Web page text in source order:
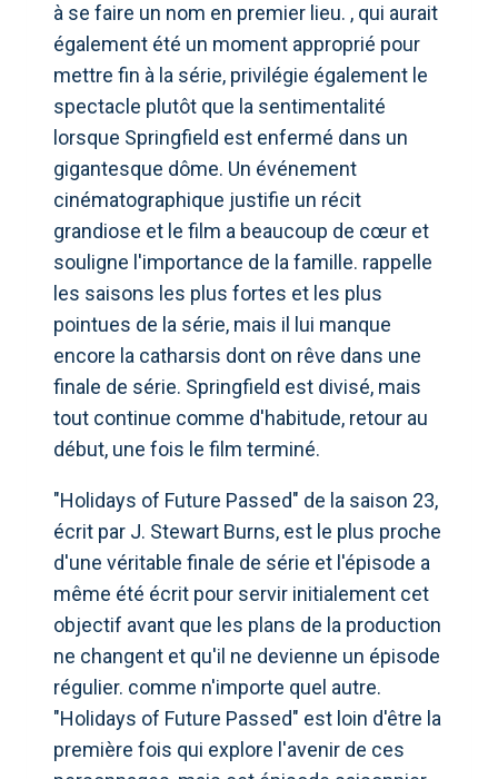
à se faire un nom en premier lieu. , qui aurait
également été un moment approprié pour
mettre fin à la série, privilégie également le
spectacle plutôt que la sentimentalité
lorsque Springfield est enfermé dans un
gigantesque dôme. Un événement
cinématographique justifie un récit
grandiose et le film a beaucoup de cœur et
souligne l'importance de la famille. rappelle
les saisons les plus fortes et les plus
pointues de la série, mais il lui manque
encore la catharsis dont on rêve dans une
finale de série. Springfield est divisé, mais
tout continue comme d'habitude, retour au
début, une fois le film terminé.
"Holidays of Future Passed" de la saison 23,
écrit par J. Stewart Burns, est le plus proche
d'une véritable finale de série et l'épisode a
même été écrit pour servir initialement cet
objectif avant que les plans de la production
ne changent et qu'il ne devienne un épisode
régulier. comme n'importe quel autre.
"Holidays of Future Passed" est loin d'être la
première fois qui explore l'avenir de ces